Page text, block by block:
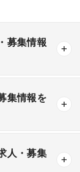
募集情報
循環器内科
総合診療科
集情報を
人・募集